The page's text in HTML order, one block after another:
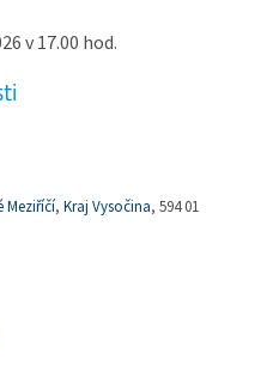
v 17.00 hod.
Meziříčí,Kraj Vysočina, 594 01